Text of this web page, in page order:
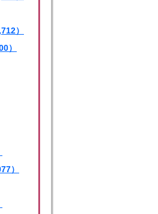
）
）
）